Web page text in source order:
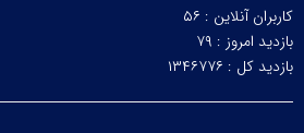
کاربران آنلاین : ۵۶
بازدید امروز : ۷۹
بازدید کل : ۱۳۴۶۷۷۶